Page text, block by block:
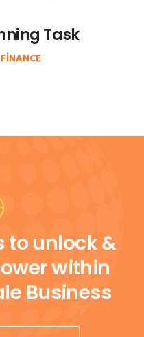
Task
to unlock &
within
Business